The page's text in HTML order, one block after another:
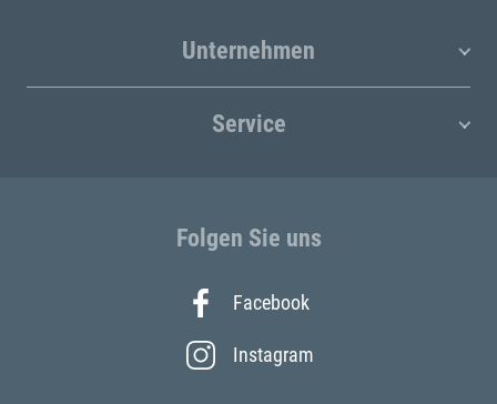
Unternehmen
Service
Folgen Sie uns
Facebook
Instagram